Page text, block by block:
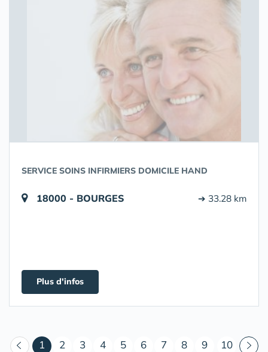
SERVICE SOINS INFIRMIERS DOMICILE HAND
18000 - BOURGES ➔ 33.28 km
Plus d'infos
1 (courant)
2 3 4 5 6 7 8 9 10